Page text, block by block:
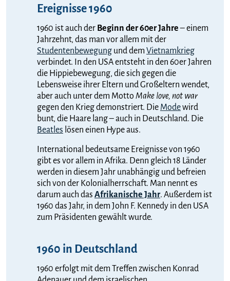
Ereignisse 1960
1960 ist auch der Beginn der 60er Jahre– einem
Jahrzehnt, das man vor allem mit der
Studentenbewegung und demVietnamkrieg
verbindet. In den USA entsteht in den 60er Jahren
die Hippiebewegung, die sich gegen die
Lebensweise ihrer Eltern und Großeltern wendet,
aber auch unter dem Motto Make love, not war
gegen den Krieg demonstriert. Die Modewird
bunt, die Haare lang – auch in Deutschland. Die
Beatles lösen einen Hype aus.
International bedeutsame Ereignisse von 1960
gibt es vor allem in Afrika. Denn gleich 18 Länder
werden in diesem Jahr unabhängig und befreien
sich von der Kolonialherrschaft. Man nennt es
darum auch das Afrikanische Jahr. Außerdem ist
1960 das Jahr, in dem John F. Kennedy in den USA
zum Präsidenten gewählt wurde.
1960 in Deutschland
1960 erfolgt mit dem Treffen zwischen Konrad